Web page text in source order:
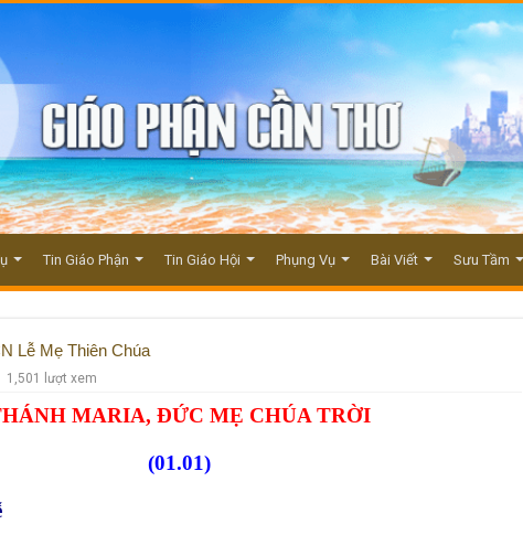
Tin Giáo Phận Tin Giáo Hội Phụng Vụ Bài Viết Sưu Tầm
Lễ Mẹ Thiên Chúa
1,501 lượt xem
MARIA, ĐỨC MẸ CHÚA TRỜI
(01.01)